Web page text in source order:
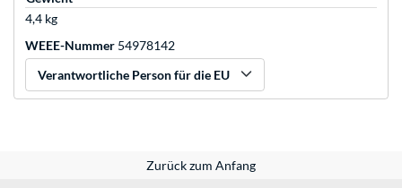
4,4 kg
WEEE-Nummer 54978142
Verantwortliche Person für die EU
Zurück zum Anfang